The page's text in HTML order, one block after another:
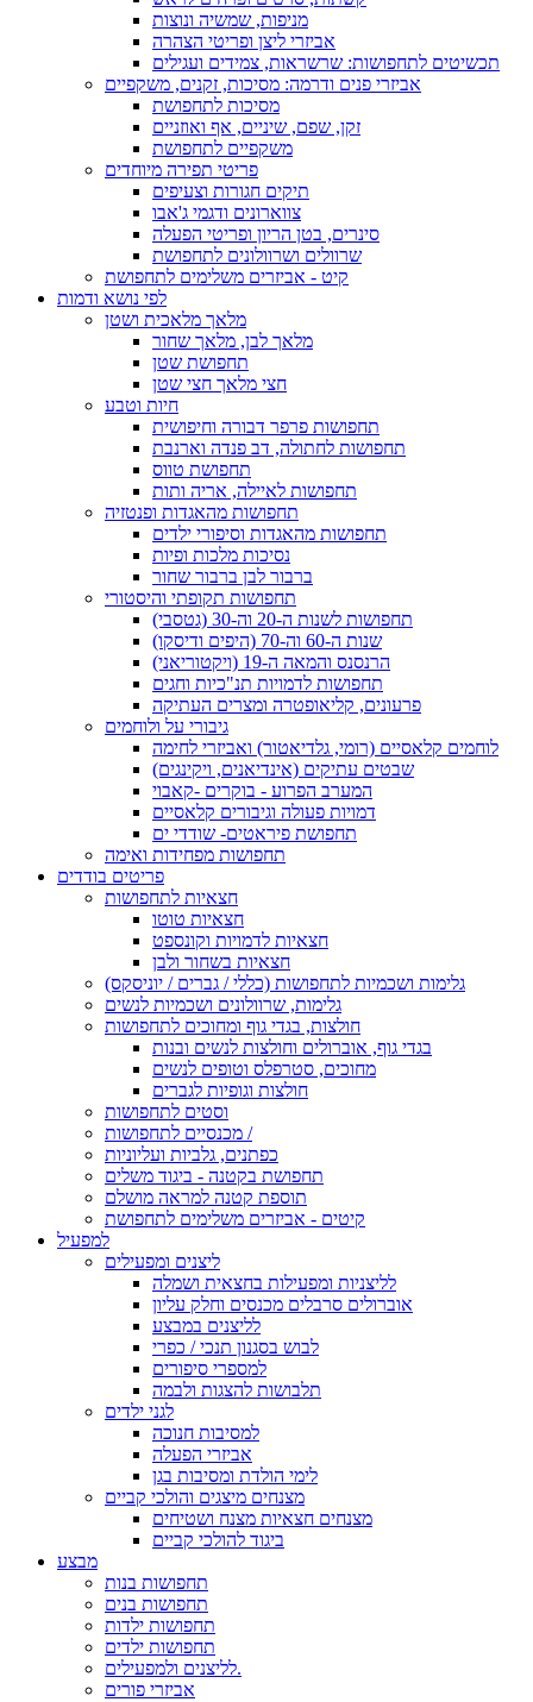
מניפות, שמשיה ונוצות
אביזרי ליצן ופריטי הצהרה
תכשיטים לתחפושות: שרשראות, צמידים ועגילים
אביזרי פנים ודרמה: מסיכות, זקנים, משקפיים
מסיכות לתחפושת
זקן, שפם, שיניים, אף ואוזניים
משקפיים לתחפושת
פריטי תפירה מיוחדים
תיקים חגורות וצעיפים
צווארונים ודגמי ג'אבו
סינרים, בטן הריון ופריטי הפעלה
שרוולים ושרוולונים לתחפושת
קיט - אביזרים משלימים לתחפושת
לפי נושא ודמות
מלאך מלאכית ושטן
מלאך לבן, מלאך שחור
תחפושת שטן
חצי מלאך חצי שטן
חיות וטבע
תחפושות פרפר דבורה וחיפושית
תחפושות לחתולה, דב פנדה וארנבת
תחפושת טווס
תחפושות לאיילה, אריה ותות
תחפושות מהאגדות ופנטזיה
תחפושות מהאגדות וסיפורי ילדים
נסיכות מלכות ופיות
ברבור לבן ברבור שחור
תחפושות תקופתי והיסטורי
תחפושות לשנות ה-20 וה-30 (גטסבי)
שנות ה-60 וה-70 (היפים ודיסקו)
הרנסנס והמאה ה-19 (ויקטוריאני)
תחפושות לדמויות תנ"כיות וחגים
פרעונים, קליאופטרה ומצרים העתיקה
גיבורי על ולוחמים
לוחמים קלאסיים (רומי, גלדיאטור) ואביזרי לחימה
שבטים עתיקים (אינדיאנים, ויקינגים)
המערב הפרוע - בוקרים -קאבוי
דמויות פעולה וגיבורים קלאסיים
תחפושת פיראטים- שודדי ים
תחפושות מפחידות ואימה
פריטים בודדים
חצאיות לתחפושות
חצאיות טוטו
חצאיות לדמויות וקונספט
חצאיות בשחור ולבן
גלימות ושכמיות לתחפושות (כללי / גברים / יוניסקס)
גלימות, שרוולונים ושכמיות לנשים
חולצות, בגדי גוף ומחוכים לתחפושות
בגדי גוף, אוברולים וחולצות לנשים ובנות
מחוכים, סטרפלס וטופים לנשים
חולצות וגופיות לגברים
וסטים לתחפושות
מכנסיים לתחפושות /
כפתנים, גלביות ועליוניות
תחפושת בקטנה - ביגוד משלים
תוספת קטנה למראה מושלם
קיטים - אביזרים משלימים לתחפושת
למפעיל
ליצנים ומפעילים
לליצניות ומפעילות בחצאית ושמלה
אוברולים סרבלים מכנסים וחלק עליון
לליצנים במבצע
לבוש בסגנון תנכי / כפרי
למספרי סיפורים
תלבושות להצגות ולבמה
לגני ילדים
למסיבות חנוכה
אביזרי הפעלה
לימי הולדת ומסיבות בגן
מצנחים מיצגים והולכי קביים
מצנחים חצאיות מצנח ושטיחים
ביגוד להולכי קביים
מבצע
תחפושות בנות
תחפושות בנים
תחפושות ילדות
תחפושות ילדים
לליצנים ולמפעילים.
אביזרי פורים